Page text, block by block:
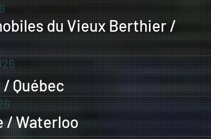
du Vieux Berthier /
Québec
/ Waterloo